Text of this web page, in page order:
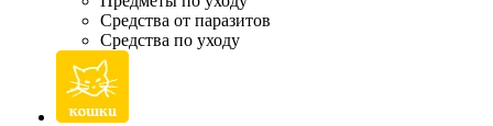
Средства от паразитов
Средства по уходу